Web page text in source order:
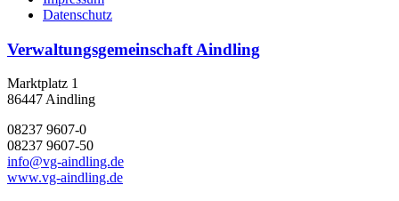
Datenschutz
Verwaltungsgemeinschaft Aindling
Marktplatz 1
86447 Aindling
08237 9607-0
08237 9607-50
info@vg-aindling.de
www.vg-aindling.de